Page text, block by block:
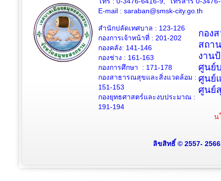
E-mail : saraban@smsk-city.go.th
สำนักปลัดเทศบาล : 123-126
กองการเจ้าหน้าที่ : 201-202
กองคลัง: 141-146
กองช่าง : 161-163
กองการศึกษา : 171-178
กองสาธารณสุขและสิ่งแวดล้อม :
151-153
กองยุทธศาสตร์และงบประมาณ :
191-194
กอง
สถา
งาน
ศูนย์
ศูนย์
ศูนย์
น
ลิขสิทธิ์ © 2557-